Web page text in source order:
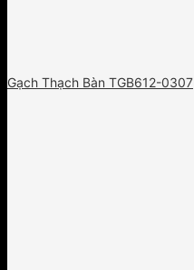
Gạch Thạch Bàn TGB612-0307